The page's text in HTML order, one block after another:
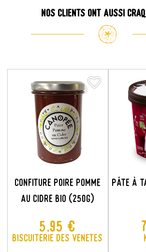
Nos clients ont aussi
CONFITURE POIRE POMME
AU CIDRE BIO (250G)
Prix
5,95 €
Biscuiterie des Venetes
favorite_border
favorite_border
Pâte À